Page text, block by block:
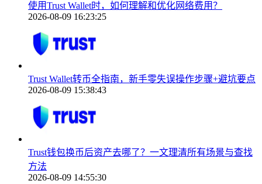
使用Trust Wallet时，如何理解和优化网络费用？
2026-08-09 16:23:25
Trust Wallet转币全指南，新手零失误操作步骤+避坑要点
2026-08-09 15:38:43
Trust钱包换币后资产去哪了？一文理清所有场景与查找
方法
2026-08-09 14:55:30